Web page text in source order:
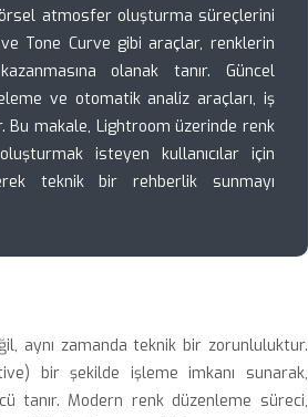
atmosfer oluşturma süreçlerini
Tone Curve gibi araçlar, renklerin
olanak tanır. Güncel
ve otomatik analiz araçları, iş
Bu makale, Lightroom üzerinde renk
isteyen kullanıcılar için
teknik bir rehberlik sunmayı
aynı zamanda teknik bir zorunluluktur.
bir şekilde işleme imkanı sunarak,
tanır. Modern renk düzenleme süreci,